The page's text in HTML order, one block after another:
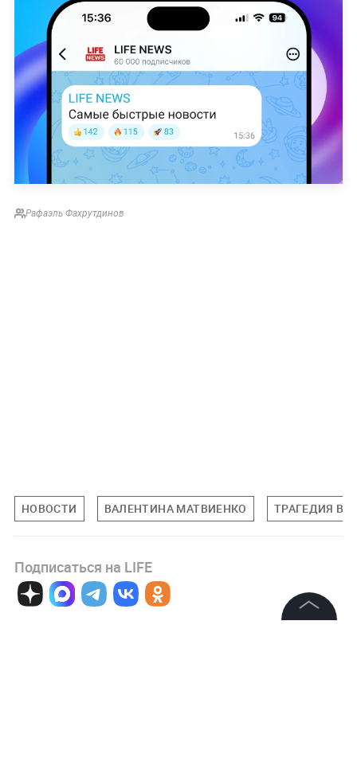
Рафаэль Фахрутдинов
НОВОСТИ ВАЛЕНТИНА МАТВИЕНКО ТРАГЕДИЯ В
Подписаться на LIFE